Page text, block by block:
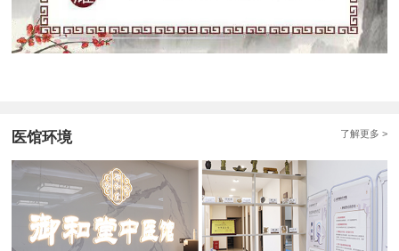
医馆环境 了解更多 >